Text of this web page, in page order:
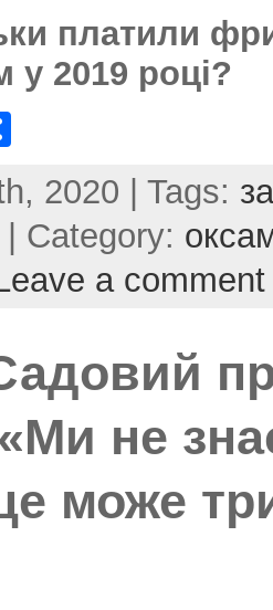
платили
у 2019 році?
ar
e
2020 | Tags:
| Category:
a comment
не
може